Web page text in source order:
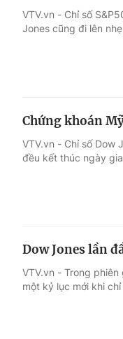
VTV.vn - Chỉ số
Jones cũng đi lên
Chứng khoán
VTV.vn - Chỉ số Dow
đều kết thúc ngày
Dow Jones lần
VTV.vn - Trong
một kỷ lục mới khi